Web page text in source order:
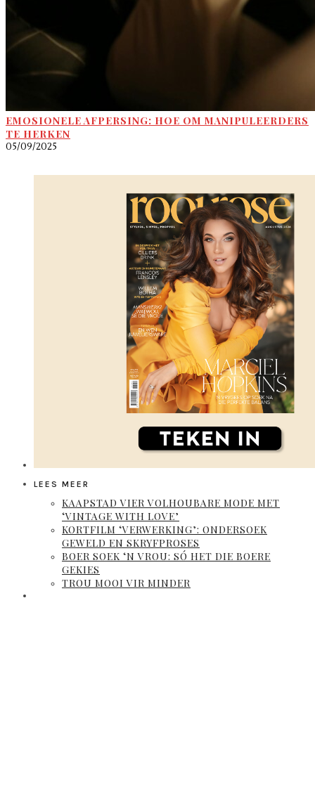
EMOSIONELE AFPERSING: HOE OM MANIPULEERDERS
TE HERKEN
05/09/2025
LEES MEER
KAAPSTAD VIER VOLHOUBARE MODE MET
‘VINTAGE WITH LOVE’
KORTFILM ‘VERWERKING’: ONDERSOEK
GEWELD EN SKRYFPROSES
BOER SOEK ‘N VROU: SÓ HET DIE BOERE
GEKIES
TROU MOOI VIR MINDER